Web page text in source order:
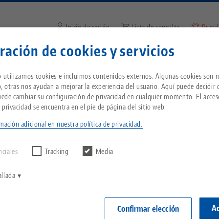
de cookies y servicios
utilizamos cookies e incluimos contenidos externos. Algunas cookies son
nos ayudan a mejorar la experiencia del usuario. Aquí puede decidir
cambiar su configuración de privacidad en cualquier momento. El
se encuentra en el pie de página del sitio web.
adicional en nuestra política de privacidad.
Tracking Media
Confirmar elección
página de EE.UU. para ver el contenido
país.
usa.com
Todo de una sola fuente
punto cero
Breadcrumb
Empresa
Acerca de LANG
Innovaciones
Servicio
Descargas
Solicitud de catálogo
Noticias
Blog
Eventos
Inicio de sesión Lista de consulta
Introduzca el término de
Ultra, Cuerpo base
altura